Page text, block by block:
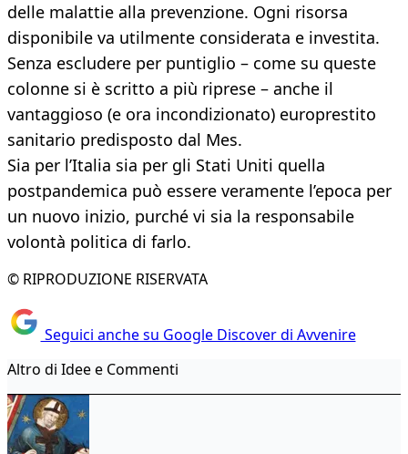
delle malattie alla prevenzione. Ogni risorsa
disponibile va utilmente considerata e investita.
Senza escludere per puntiglio – come su queste
colonne si è scritto a più riprese – anche il
vantaggioso (e ora incondizionato) europrestito
sanitario predisposto dal Mes.
Sia per l’Italia sia per gli Stati Uniti quella
postpandemica può essere veramente l’epoca per
un nuovo inizio, purché vi sia la responsabile
volontà politica di farlo.
© RIPRODUZIONE RISERVATA
Seguici anche su Google Discover di Avvenire
Altro di Idee e Commenti